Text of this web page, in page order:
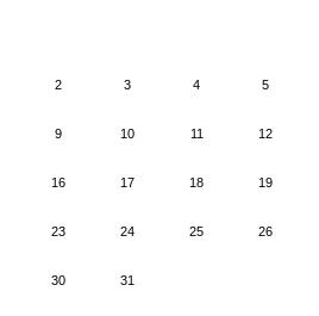
2 3 4 5
9 10 11 12
16 17 18 19
23 24 25 26
30 31